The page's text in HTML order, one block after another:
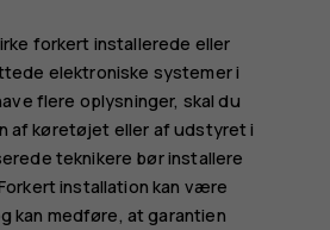
forkert installerede eller
elektroniske systemer i
flere oplysninger, skal du
af køretøjet eller af udstyret i
teknikere bør installere
installation kan være
kan medføre, at garantien